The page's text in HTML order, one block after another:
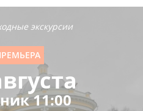
экскурсии
11:00